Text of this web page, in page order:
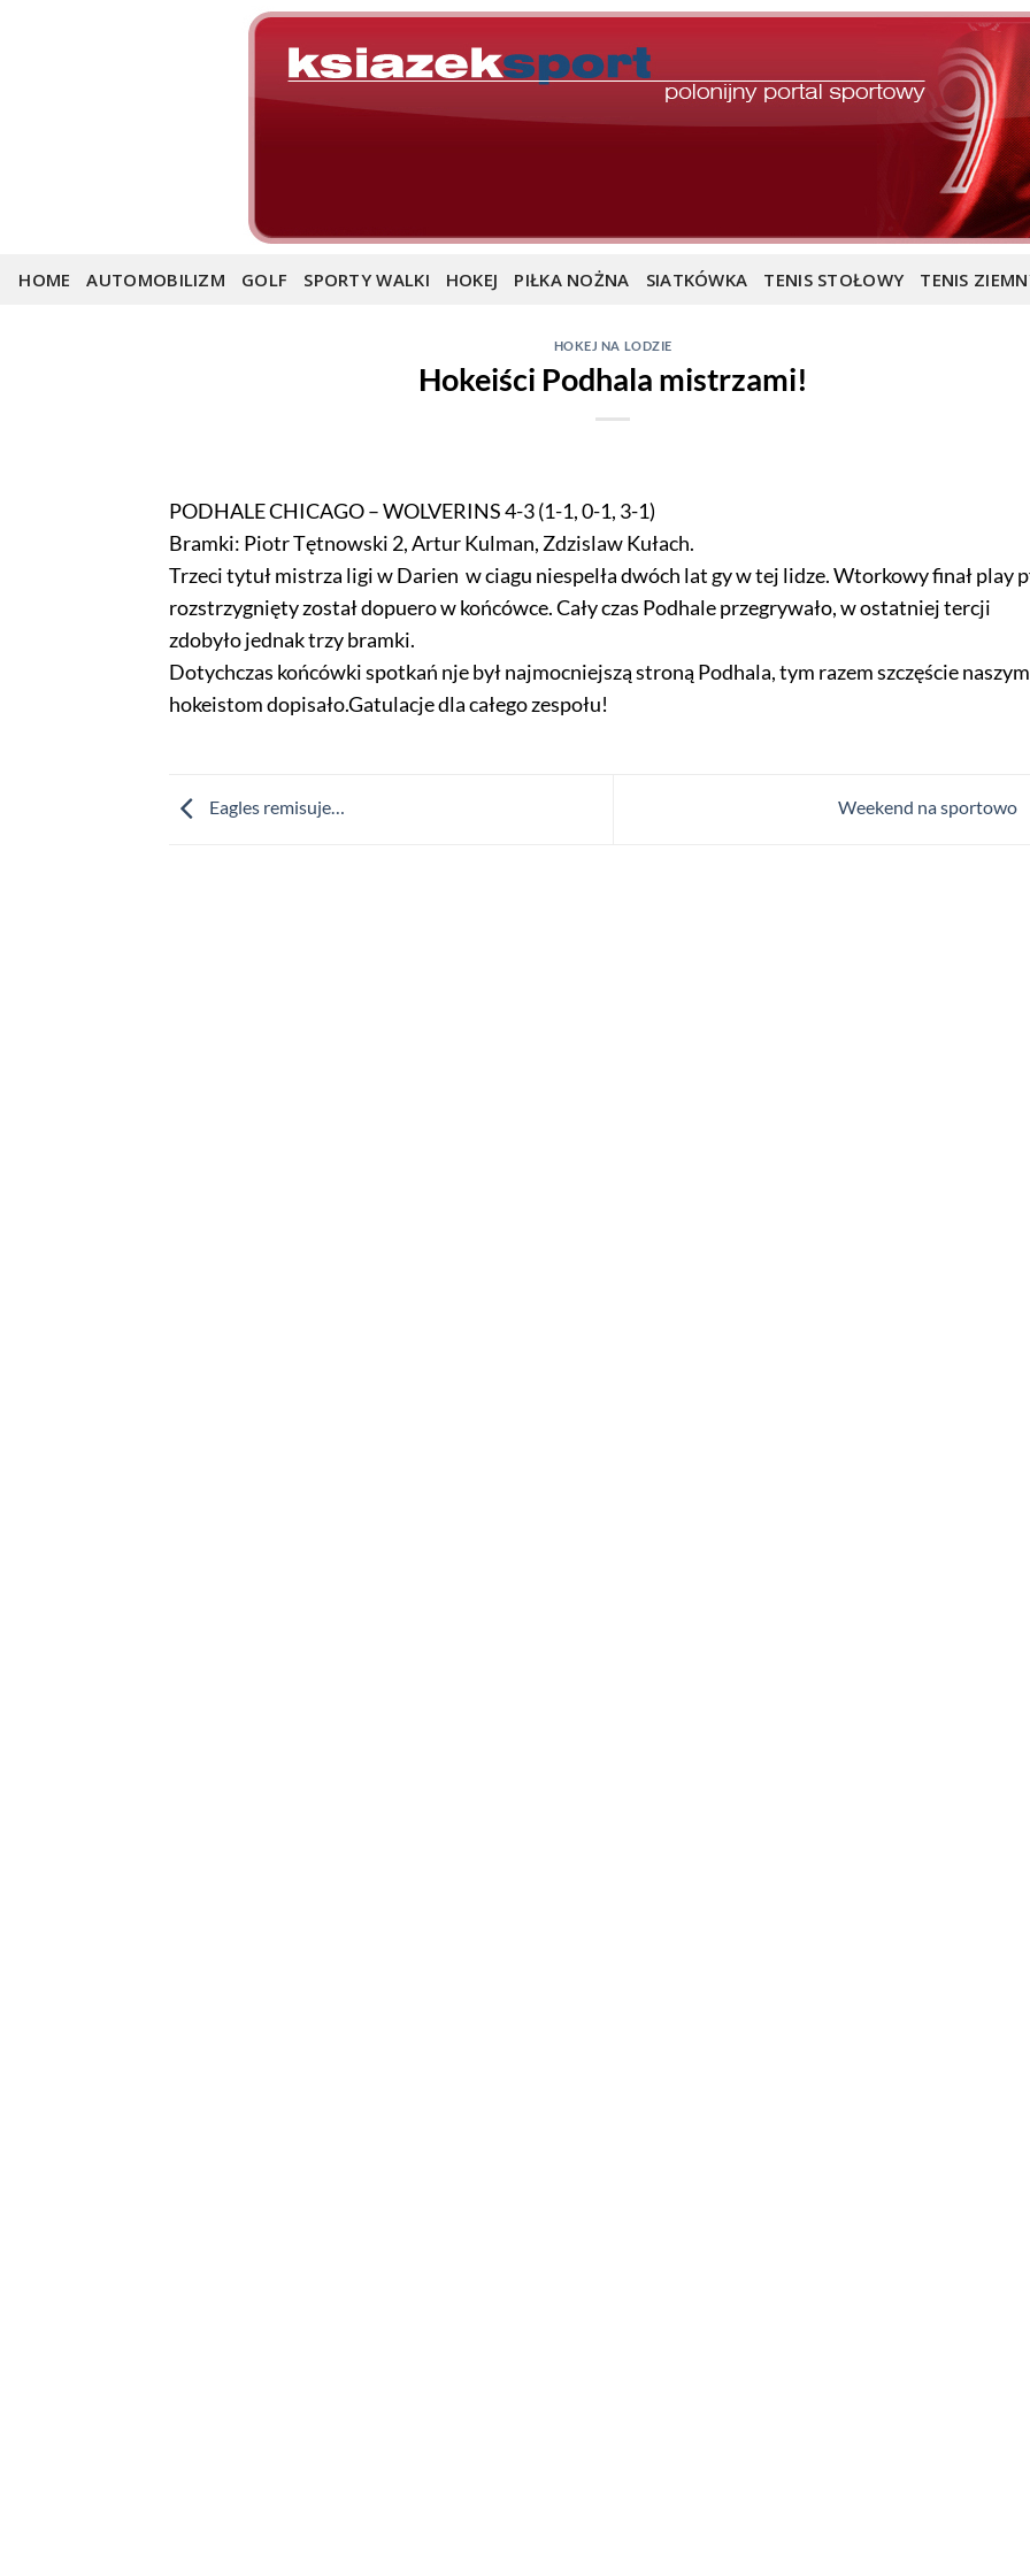
HOME AUTOMOBILIZM GOLF SPORTY WALKI HOKEJ PIŁKA NOŻNA SIATKÓWKA TENIS STOŁOWY TENIS
HOKEJ NA LODZIE
Hokeiści Podhala mistrzami!
PODHALE CHICAGO – WOLVERINS 4-3 (1-1, 0-1, 3-1)
Bramki: Piotr Tętnowski 2, Artur Kulman, Zdzislaw Kułach.
Trzeci tytuł mistrza ligi w Darien w ciagu niespelła dwóch lat gy w tej lidze. Wtorkowy finał play
rozstrzygnięty został dopuero w końcówce. Cały czas Podhale przegrywało, w ostatniej tercji
zdobyło jednak trzy bramki.
Dotychczas końcówki spotkań nje był najmocniejszą stroną Podhala, tym razem szczęście naszym
hokeistom dopisało.Gatulacje dla całego zespołu!
Eagles remisuje… Weekend na sportowo